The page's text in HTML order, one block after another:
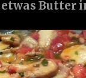
Butter